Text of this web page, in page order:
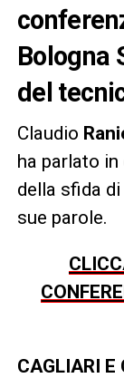
Bologna
del
Claudio
ha parlato
della sfida
sue parole.
CAGLIARI E